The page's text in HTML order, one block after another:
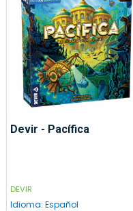
Devir - Pacífica
DEVIR
Idioma: Español